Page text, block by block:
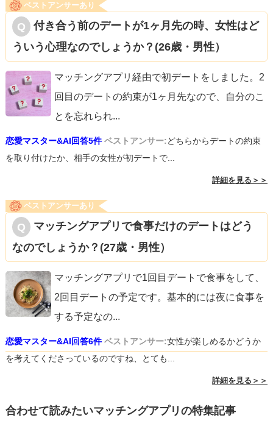
ベストアンサーあり
付き合う前のデートが1ヶ月先の時、女性はど
ういう心理なのでしょうか？(26歳・男性）
マッチングアプリ経由で初デートをしました。2
回目のデートの約束が1ヶ月先なので、自分のこ
とを忘れられ...
恋愛マスター&AI回答5件 ベストアンサー:どちらからデートの約束
を取り付けたか、相手の女性が初デートで...
詳細を見る＞＞
ベストアンサーあり
マッチングアプリで食事だけのデートはどう
なのでしょうか？(27歳・男性）
マッチングアプリで1回目デートで食事をして、
2回目デートの予定です。基本的には夜に食事を
する予定なの...
恋愛マスター&AI回答6件 ベストアンサー:女性が楽しめるかどうか
を考えてくださっているのですね、とても...
詳細を見る＞＞
合わせて読みたいマッチングアプリの特集記事